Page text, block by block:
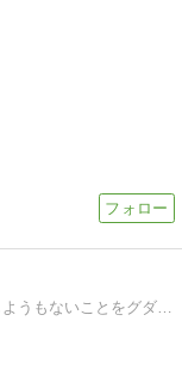
女子高生ゆうりの気まぐれブログ。どうしようもないことをグダグダ考えるのが好き。PC版の方がみやすいです。